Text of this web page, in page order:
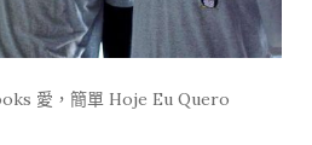
愛，簡單 Hoje Eu Quero